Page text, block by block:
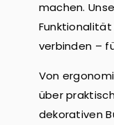
machen.
verbinden –
Von
über
dekorativen